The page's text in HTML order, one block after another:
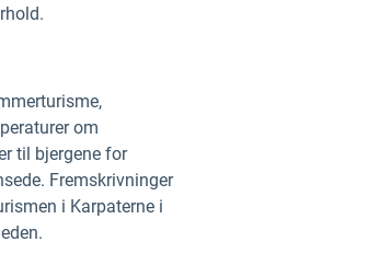
om
til bjergene for
Fremskrivninger
i Karpaterne i